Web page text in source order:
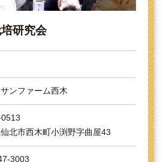
研究会
サンファーム西木
北市西木町小渕野字曲屋43
3003